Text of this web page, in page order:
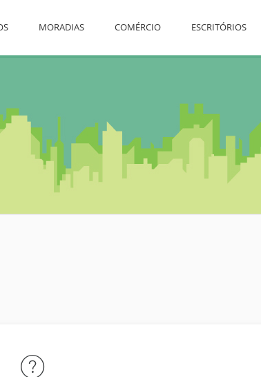
MORADIAS COMÉRCIO ESCRITÓRIOS